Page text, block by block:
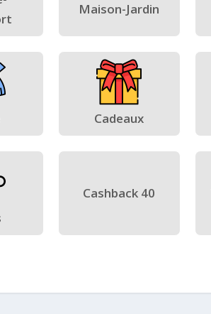
Maison-Jardin
Cadeaux
Cashback 40